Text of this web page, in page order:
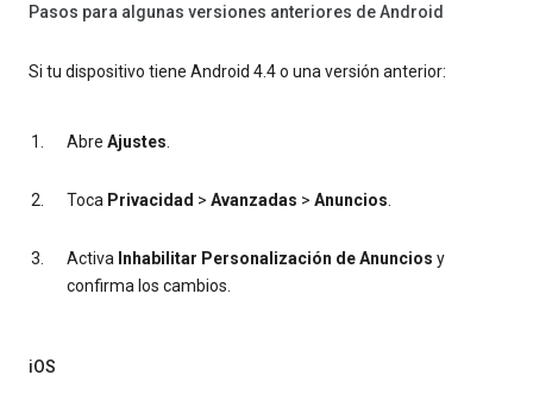
Pasos para algunas versiones anteriores de Android
Si tu dispositivo tiene Android 4.4 o una versión anterior:
Abre Ajustes.
Toca Privacidad > Avanzadas > Anuncios.
Activa Inhabilitar Personalización de Anuncios y
confirma los cambios.
iOS